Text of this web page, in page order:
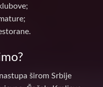
širom Srbije